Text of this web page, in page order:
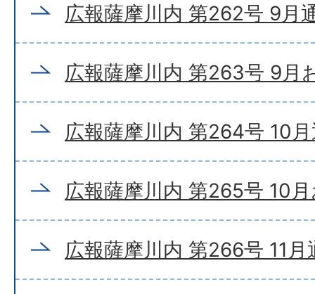
広報薩摩川内 第262号 9月
広報薩摩川内 第263号 9月
広報薩摩川内 第264号 10
広報薩摩川内 第265号 10
広報薩摩川内 第266号 11月